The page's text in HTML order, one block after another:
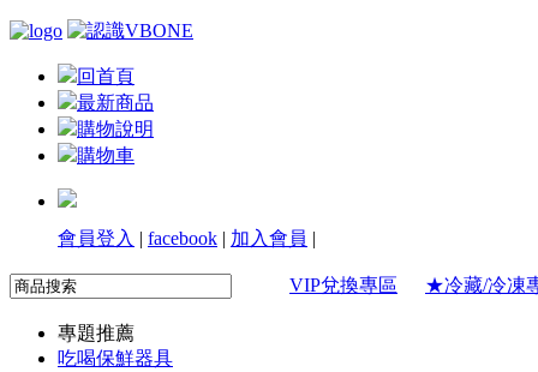
回首頁
最新商品
購物說明
購物車
會員登入 | facebook | 加入會員 |
VIP兌換專區 ★冷藏/冷凍
專題推薦
吃喝保鮮器具